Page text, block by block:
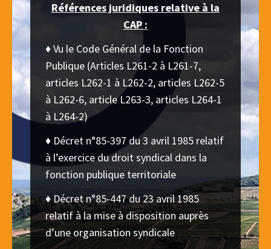
Références juridiques relative à la
CAP :
♦ Vu le Code Général de la Fonction
Publique (Articles L261-2 à L261-7,
articles L262-1 à L262-2, articles L262-5
à L262-6, article L263-3, articles L264-1
à L264-2)
♦ Décret n°85-397 du 3 avril 1985 relatif
à l’exercice du droit syndical dans la
fonction publique territoriale
♦ Décret n°85-447 du 23 avril 1985
relatif à la mise à disposition auprès
d’une organisation syndicale